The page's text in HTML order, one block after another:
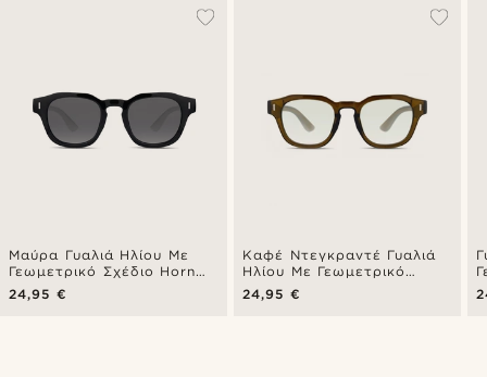
Μαύρα Γυαλιά Ηλίου Με
Γεωμετρικό Σχέδιο Horn
Rimmed
24,95 €
Καφέ Ντεγκραντέ Γυαλιά
Ηλίου Με Γεωμετρικό
Σχέδιο Horn Rimmed
24,95 €